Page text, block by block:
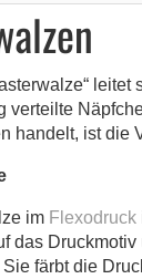
verteilte
handelt, ist die
im Flexodruck
das
Sie färbt die